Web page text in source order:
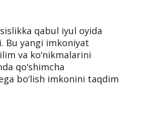
qabul iyul oyida
Bu yangi imkoniyat
va ko‘nikmalarini
qo‘shimcha
bo‘lish imkonini taqdim